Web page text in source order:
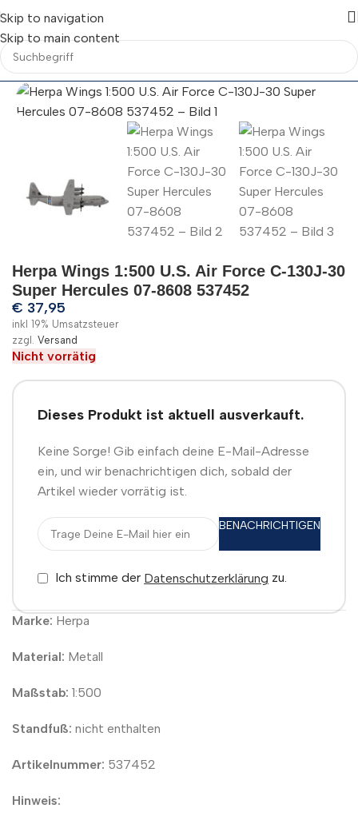
Skip to navigation
Skip to main content
Herpa Wings 1:500 U.S. Air Force C-130J-30
Super Hercules 07-8608 537452
€ 37,95
inkl 19% Umsatzsteuer
zzgl. Versand
Nicht vorrätig
Dieses Produkt ist aktuell ausverkauft.
Keine Sorge! Gib einfach deine E-Mail-Adresse
ein, und wir benachrichtigen dich, sobald der
Artikel wieder vorrätig ist.
BENACHRICHTIGEN
Ich stimme der Datenschutzerklärung zu.
Marke: Herpa
Material: Metall
Maßstab: 1:500
Standfuß: nicht enthalten
Artikelnummer: 537452
Hinweis: